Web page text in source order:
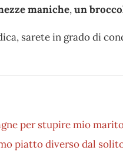
maniche,un
sarete in grado di
per stupire mio
piatto diverso dal